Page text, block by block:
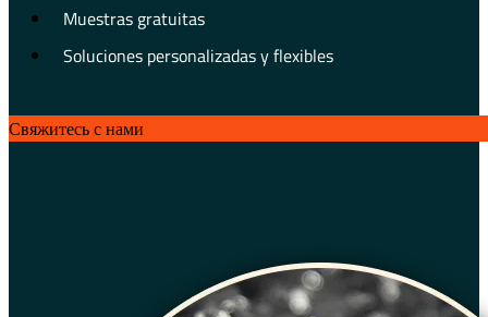
Muestras gratuitas
Soluciones personalizadas y flexibles
Свяжитесь с нами